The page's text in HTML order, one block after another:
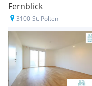
Fernblick
3100 St. Pölten